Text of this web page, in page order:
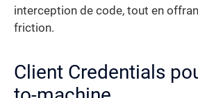
interception de code, tout en
friction.
Client Credentials